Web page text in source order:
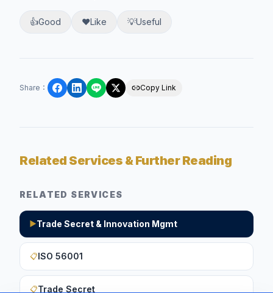
👍Good ❤️Like 💡Useful
Share ： Copy Link
Related Services & Further Reading
RELATED SERVICES
▶Trade Secret & Innovation Mgmt
📋ISO 56001
📋Trade Secret